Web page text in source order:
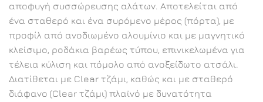
αποφυγή συσσώρευσης αλάτων. Αποτελείται από
ένα σταθερό και ένα συρόμενο μέρος (πόρτα), με
προφίλ από ανοδιωμένο αλουμίνιο και με μαγνητικό
κλείσιμο, ροδάκια βαρέως τύπου, επινικελωμένα για
τέλεια κύλιση και πόμολο από ανοξείδωτο ατσάλι.
Διατίθεται με Clear τζάμι, καθώς και με σταθερό
διάφανο (Clear τζάμι) πλαϊνό με δυνατότητα